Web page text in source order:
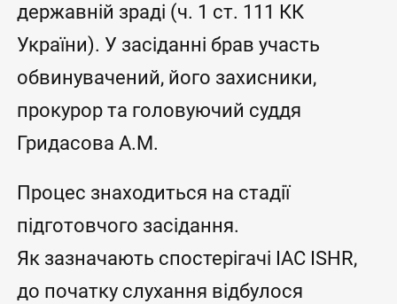
державній зраді (ч. 1 ст. 111 КК
України). У засіданні брав участь
обвинувачений, його захисники,
прокурор та головуючий суддя
Гридасова А.М.
Процес знаходиться на стадії
підготовчого засідання.
Як зазначають спостерігачі IAC ISHR,
до початку слухання відбулося